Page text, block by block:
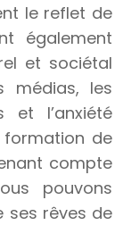
le reflet de
également
et sociétal
médias, les
et l’anxiété
formation de
compte
pouvons
ses rêves de